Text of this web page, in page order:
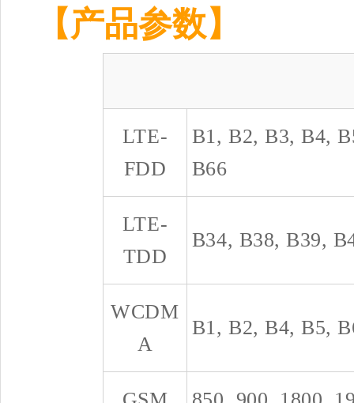
【产品参数】
LTE-
FDD
B1, B2, B3, B4,
B66
LTE-
TDD
B34, B38, B39,
WCDM
A
B1, B2, B4, B5,